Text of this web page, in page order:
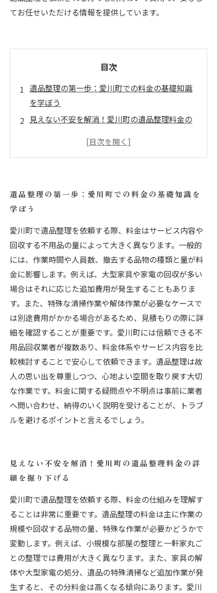
てお任せいただける情報を提供しています。
目次
遺品整理の第一歩：愛川町での料金の基礎知識
を学ぼう
見えない不安を解消！愛川町の遺品整理料金の
サービス内容と料金の関係性：愛川町で選ぶ安
の遺品整理で知っておくべき注意点
納得のいく遺品整理を終えて：愛川町で安心し
て依頼するためのまとめ
愛川町の不用品回収業者を比較！遺品整理料金
とサービスの違いを解説
初めての遺品整理でも安心！愛川町で賢く料金
を抑えるコツ
遺品整理の第一歩：愛川町での料金の基礎知識を
学ぼう
愛川町で遺品整理を依頼する際、料金はサービス内容や
回収する不用品の量によって大きく異なります。一般的
には、作業時間や人員数、撤去する品物の種類と量が料
金に影響します。例えば、大型家具や家電の回収が多い
場合はそれに応じた追加費用が発生することもありま
す。また、特殊な清掃作業や解体作業が必要なケースで
は別途費用がかかる場合があるため、見積もりの際に詳
細を確認することが重要です。愛川町には信頼できる不
用品回収業者が複数あり、料金体系やサービス内容を比
較検討することで安心して依頼できます。遺品整理は故
人の思い出を尊重しつつ、心地よい空間を取り戻す大切
な作業です。料金に関する疑問点や不明点は事前に業者
へ問い合わせ、納得のいく説明を受けることが、トラブ
ルを避けるポイントと言えるでしょう。
見えない不安を解消！愛川町の遺品整理料金の詳
細を掘り下げる
愛川町で遺品整理を依頼する際、料金の仕組みを理解す
ることは非常に重要です。遺品整理の料金は主に作業の
規模や回収する品物の量、特殊な作業が必要かどうかで
変動します。例えば、小規模な部屋の整理と一軒家丸ご
との整理では費用が大きく異なります。また、家具の解
体や大型家電の処分、遺品の特殊清掃など追加作業が発
生すると、その分料金は高くなる傾向にあります。愛川